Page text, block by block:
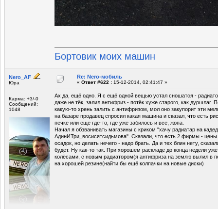
Бортовик моих машин
Nero_AF
Юра
Карма: +3/-0
Сообщений:
1048
Re: Nero-мобиль
« Ответ #622 : 15-12-2014, 02:41:47 »
Ах да, ещё одно. Я с ещё одной вещью устал сношатся -
даже не тёк, залил антифриз - потёк хуже старого, как дуршлаг.
какую-то хрень залить с антифризом, мол оно закупорит эти
на базаре продавец спросил какая машина и сказал, что есть
печке или ещё где-то, где уже забилось и всё, жопа.
Начал я обзванивать магазины с криком "хачу радиатар на кадед
АдинИТри_восисятсидьмова". Сказали, что есть 2 фирмы -
осадок, но делать нечего - надо брать. Да и тех блин нету,
будет. Ну как-то так. При хорошем раскладе до конца недели
колёсами, с новым радиатором(я антифриза на землю вылил в
на хорошей резине(найти бы ещё колпачки на новые диски)